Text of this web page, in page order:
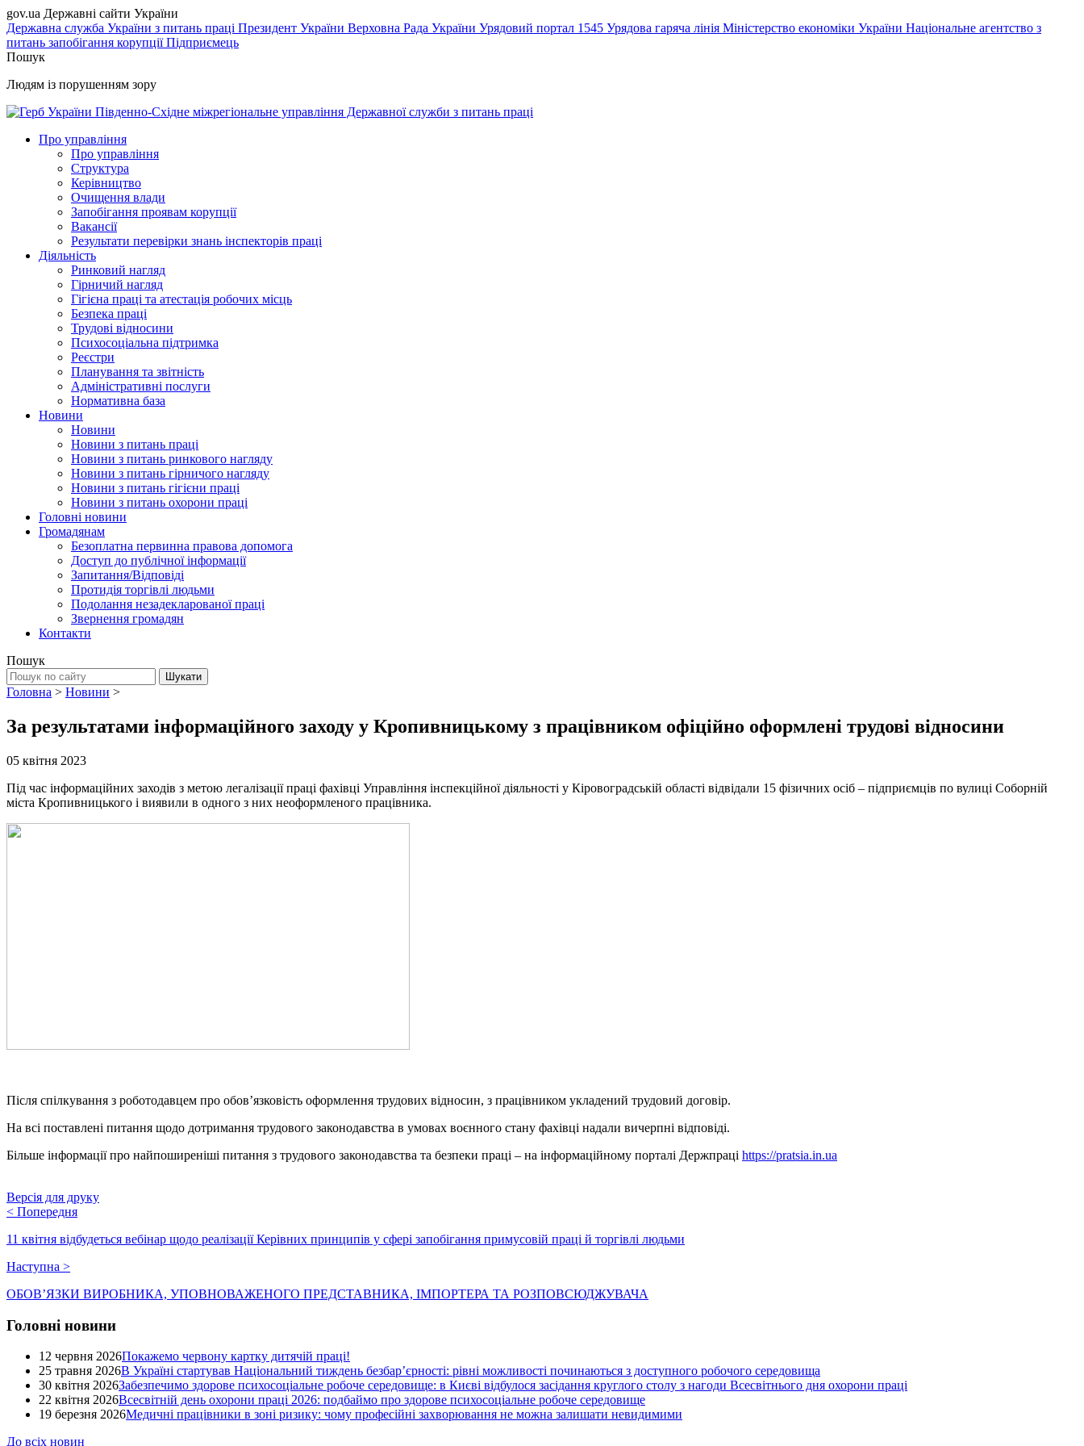
gov.ua Державні сайти України
Державна служба України з питань праці Президент України Верховна Рада України Урядовий портал 1545 Урядова гаряча лінія Міністерство економіки України Національне агентство з
питань запобігання корупціїПідприємець
Пошук
Людям із порушенням зору
Південно-Східне міжрегіональне управління Державної служби з питань праці
Про управління
Про управління
Структура
Керівництво
Очищення влади
Запобігання проявам корупції
Вакансії
Результати перевірки знань інспекторів праці
Діяльність
Ринковий нагляд
Гірничий нагляд
Гігієна праці та атестація робочих місць
Безпека праці
Трудові відносини
Психосоціальна підтримка
Реєстри
Планування та звітність
Адміністративні послуги
Нормативна база
Новини
Новини
Новини з питань праці
Новини з питань ринкового нагляду
Новини з питань гірничого нагляду
Новини з питань гігієни праці
Новини з питань охорони праці
Головні новини
Громадянам
Безоплатна первинна правова допомога
Доступ до публічної інформації
Запитання/Відповіді
Протидія торгівлі людьми
Подолання незадекларованої праці
Звернення громадян
Контакти
Пошук
Головна > Новини >
За результатами інформаційного заходу у Кропивницькому з працівником офіційно оформлені трудові відносини
05 квітня 2023
Під час інформаційних заходів з метою легалізації праці фахівці Управління інспекційної діяльності у Кіровоградській області відвідали 15 фізичних осіб – підприємців по вулиці Соборній
міста Кропивницького і виявили в одного з них неоформленого працівника.
Після спілкування з роботодавцем про обов’язковість оформлення трудових відносин, з працівником укладений трудовий договір.
На всі поставлені питання щодо дотримання трудового законодавства в умовах воєнного стану фахівці надали вичерпні відповіді.
Більше інформації про найпоширеніші питання з трудового законодавства та безпеки праці – на інформаційному порталі Держпраці https://pratsia.in.ua
Версія для друку
< Попередня
11 квітня відбудеться вебінар щодо реалізації Керівних принципів у сфері запобігання примусовій праці й торгівлі людьми
Наступна >
ОБОВ’ЯЗКИ ВИРОБНИКА, УПОВНОВАЖЕНОГО ПРЕДСТАВНИКА, ІМПОРТЕРА ТА РОЗПОВСЮДЖУВАЧА
Головні новини
12 червня 2026Покажемо червону картку дитячій праці!
25 травня 2026В Україні стартував Національний тиждень безбар’єрності: рівні можливості починаються з доступного робочого середовища
30 квітня 2026Забезпечимо здорове психосоціальне робоче середовище: в Києві відбулося засідання круглого столу з нагоди Всесвітнього дня охорони праці
22 квітня 2026Всесвітній день охорони праці 2026: подбаймо про здорове психосоціальне робоче середовище
19 березня 2026Медичні працівники в зоні ризику: чому професійні захворювання не можна залишати невидимими
До всіх новин